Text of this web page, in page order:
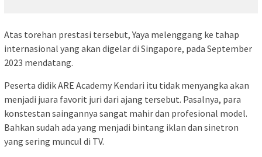
Atas torehan prestasi tersebut, Yaya melenggang ke tahap
internasional yang akan digelar di Singapore, pada September
2023 mendatang.
Peserta didik ARE Academy Kendari itu tidak menyangka akan
menjadi juara favorit juri dari ajang tersebut. Pasalnya, para
konstestan saingannya sangat mahir dan profesional model.
Bahkan sudah ada yang menjadi bintang iklan dan sinetron
yang sering muncul di TV.